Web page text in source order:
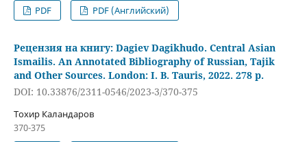
PDF
PDF (Английский)
Рецензия на книгу: Dagiev Dagikhudo. Central Asian
Ismailis. An Annotated Bibliography of Russian, Tajik
and Other Sources. London: I. B. Tauris, 2022. 278 р.
DOI: 10.33876/2311-0546/2023-3/370-375
Тохир Каландаров
370-375